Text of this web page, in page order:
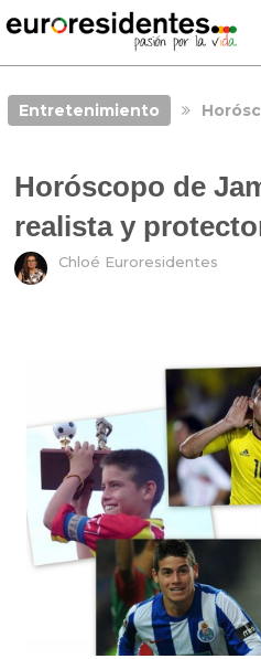
Entretenimiento
Horóscopo de
realista y
Chloé Euroresidentes